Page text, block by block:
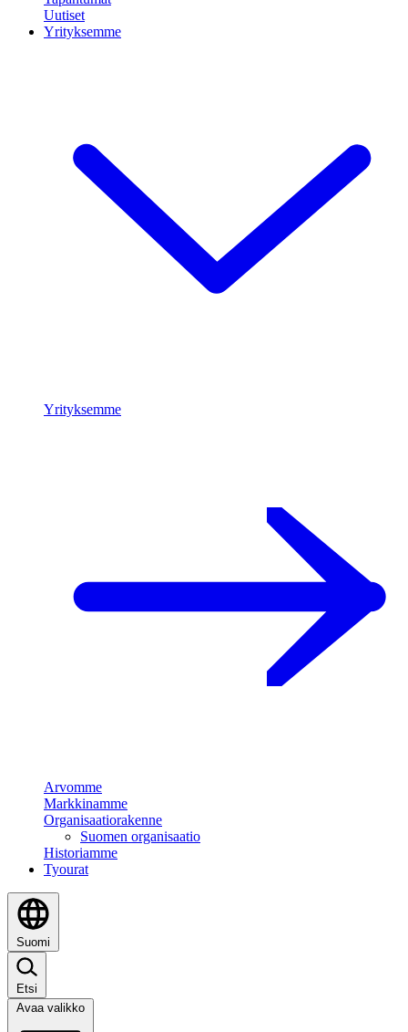
Uutiset
Yrityksemme
Yrityksemme
Arvomme
Markkinamme
Organisaatiorakenne
Suomen organisaatio
Historiamme
Tyourat
Suomi
Etsi
Avaa valikko